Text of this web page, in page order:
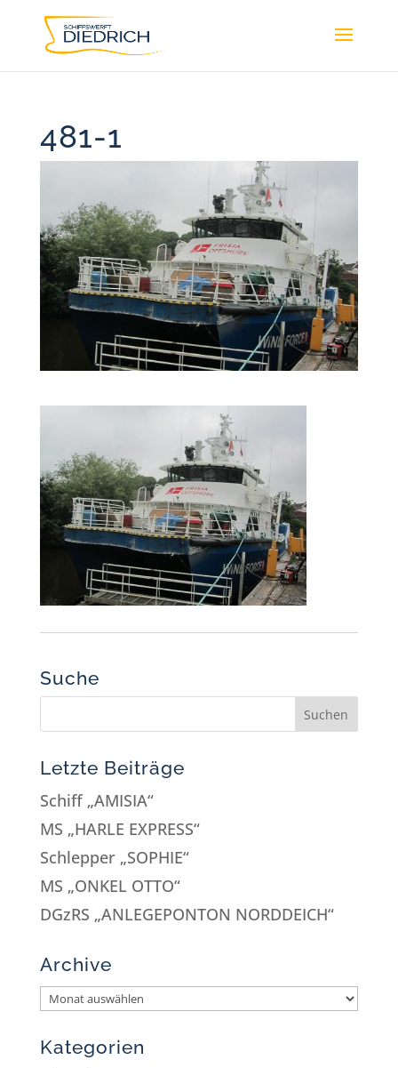
481-1
Suche
Letzte Beiträge
Schiff „AMISIA“
MS „HARLE EXPRESS“
Schlepper „SOPHIE“
MS „ONKEL OTTO“
DGzRS „ANLEGEPONTON NORDDEICH“
Archive
Kategorien